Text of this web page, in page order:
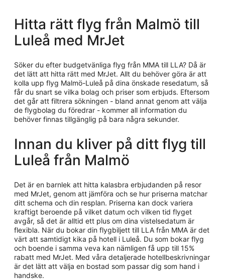
Hitta rätt flyg från Malmö till
Luleå med MrJet
Söker du efter budgetvänliga flyg från MMA till LLA? Då är
det lätt att hitta rätt med MrJet. Allt du behöver göra är att
kolla upp flyg Malmö-Luleå på dina önskade resedatum, så
får du snart se vilka bolag och priser som erbjuds. Eftersom
det går att filtrera sökningen - bland annat genom att välja
de flygbolag du föredrar - kommer all information du
behöver finnas tillgänglig på bara några sekunder.
Innan du kliver på ditt flyg till
Luleå från Malmö
Det är en barnlek att hitta kalasbra erbjudanden på resor
med MrJet, genom att jämföra och se hur priserna matchar
ditt schema och din resplan. Priserna kan dock variera
kraftigt beroende på vilket datum och vilken tid flyget
avgår, så det är alltid ett plus om dina vistelsedatum är
flexibla. När du bokar din flygbiljett till LLA från MMA är det
värt att samtidigt kika på hotell i Luleå. Du som bokar flyg
och boende i samma veva kan nämligen få upp till 15%
rabatt med MrJet. Med våra detaljerade hotellbeskrivningar
är det lätt att välja en bostad som passar dig som hand i
handske.